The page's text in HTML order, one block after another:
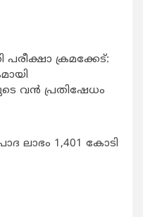
ക്രമക്കേട്:
വന്‍ പ്രതിഷേധം
ലാഭം 1,401 കോടി